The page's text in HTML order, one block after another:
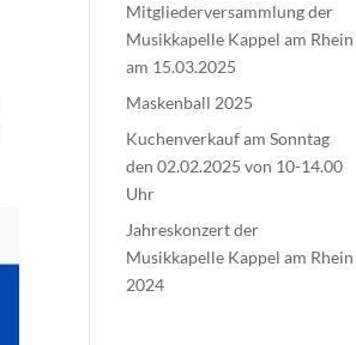
Mitgliederversammlung der
Musikkapelle Kappel am Rhein
am 15.03.2025
Maskenball 2025
Kuchenverkauf am Sonntag
den 02.02.2025 von 10-14.00
Uhr
Jahreskonzert der
Musikkapelle Kappel am Rhein
2024